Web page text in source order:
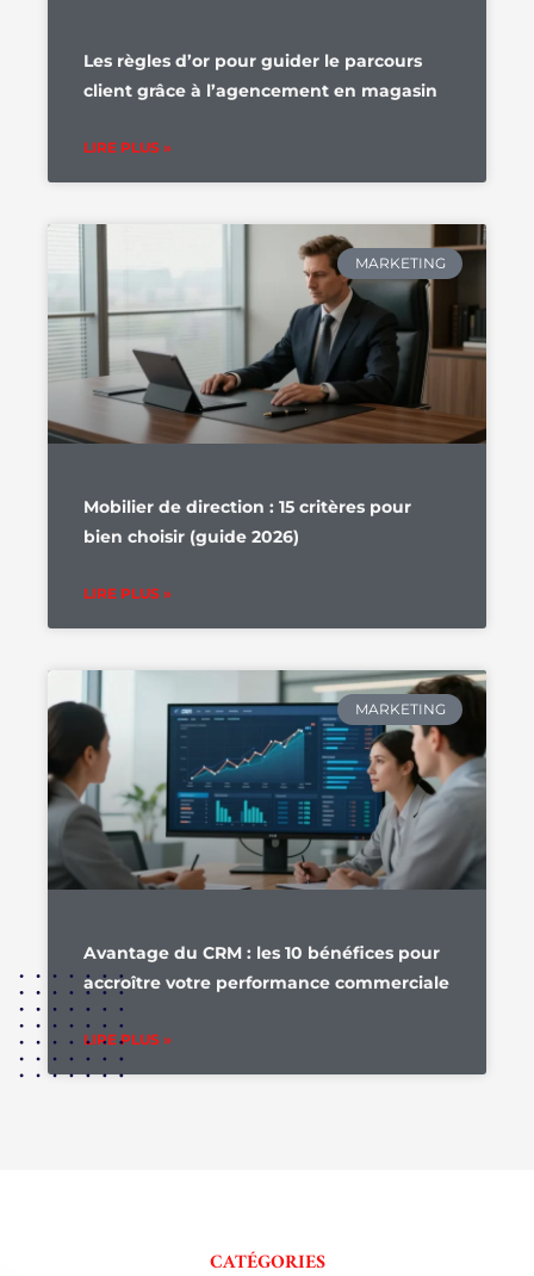
Les règles d’or pour guider le parcours
client grâce à l’agencement en magasin
LIRE PLUS »
MARKETING
Mobilier de direction : 15 critères pour
bien choisir (guide 2026)
LIRE PLUS »
MARKETING
Avantage du CRM : les 10 bénéfices pour
accroître votre performance commerciale
LIRE PLUS »
CATÉGORIES